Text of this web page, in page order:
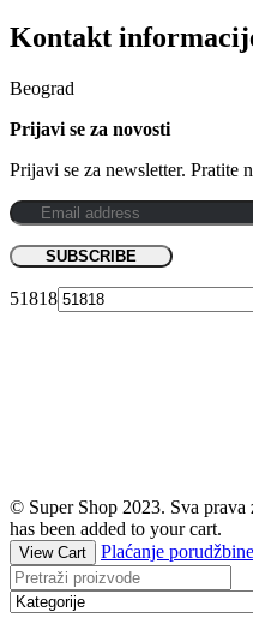
Kontakt
Beograd
Prijavi se za novosti
Prijavi se za newsletter. Pratite
51818
© Super Shop 2023. Sva prava
has been added to your cart.
View Cart Plaćanje porudžbine